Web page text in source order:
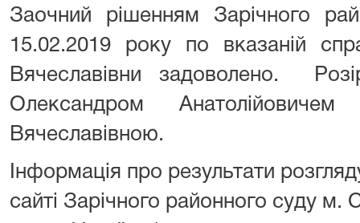
Заочний рішенням Зарічного
15.02.2019 року по вказаній
Вячеславівни задоволено.
Олександром
Вячеславівною.
Інформація про результати
сайті Зарічного районного суду